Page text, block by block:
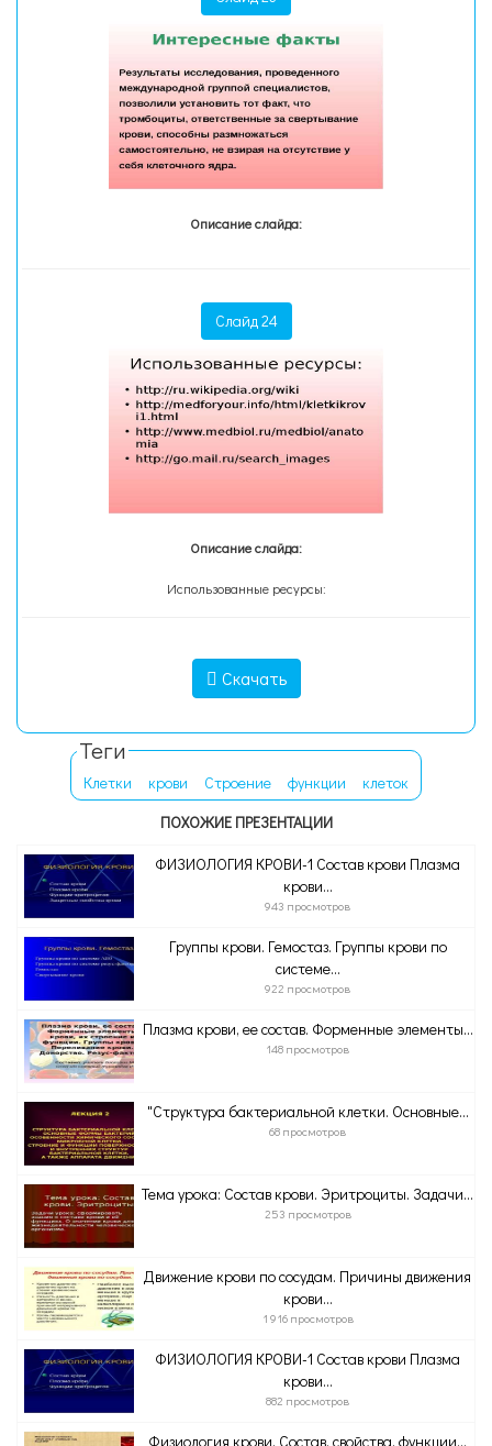
Описание слайда:
Слайд 24
Описание слайда:
Использованные ресурсы:
Скачать
Теги
Клетки крови Строение функции
клеток
ПОХОЖИЕ ПРЕЗЕНТАЦИИ
ФИЗИОЛОГИЯ КРОВИ-1 Состав крови Плазма
крови...
943 просмотров
Группы крови. Гемостаз. Группы крови по
системе...
922 просмотров
Плазма крови, ее состав. Форменные элементы...
148 просмотров
"Структура бактериальной клетки. Основные...
68 просмотров
Тема урока: Состав крови. Эритроциты. Задачи...
253 просмотров
Движение крови по сосудам. Причины движения
крови...
1 916 просмотров
ФИЗИОЛОГИЯ КРОВИ-1 Состав крови Плазма
крови...
882 просмотров
Физиология крови. Состав, свойства, функции...